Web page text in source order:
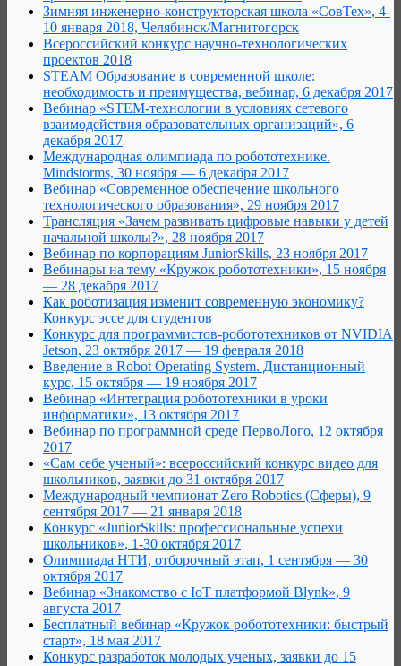
Зимняя инженерно-конструкторская школа «СовТех», 4-
10 января 2018, Челябинск/Магнитогорск
Всероссийский конкурс научно-технологических
проектов 2018
STEAM Образование в современной школе:
необходимость и преимущества, вебинар, 6 декабря 2017
Вебинар «STEM-технологии в условиях сетевого
взаимодействия образовательных организаций», 6
декабря 2017
Международная олимпиада по робототехнике.
Mindstorms, 30 ноября — 6 декабря 2017
Вебинар «Современное обеспечение школьного
технологического образования», 29 ноября 2017
Трансляция «Зачем развивать цифровые навыки у детей
начальной школы?», 28 ноября 2017
Вебинар по корпорациям JuniorSkills, 23 ноября 2017
Вебинары на тему «Кружок робототехники», 15 ноября
— 28 декабря 2017
Как роботизация изменит современную экономику?
Конкурс эссе для студентов
Конкурс для программистов-робототехников от NVIDIA
Jetson, 23 октября 2017 — 19 февраля 2018
Введение в Robot Operating System. Дистанционный
курс, 15 октября — 19 ноября 2017
Вебинар «Интеграция робототехники в уроки
информатики», 13 октября 2017
Вебинар по программной среде ПервоЛого, 12 октября
2017
«Сам себе ученый»: всероссийский конкурс видео для
школьников, заявки до 31 октября 2017
Международный чемпионат Zero Robotics (Сферы), 9
сентября 2017 — 21 января 2018
Конкурс «JuniorSkills: профессиональные успехи
школьников», 1-30 октября 2017
Олимпиада НТИ, отборочный этап, 1 сентября — 30
октября 2017
Вебинар «Знакомство с IoT платформой Blynk», 9
августа 2017
Бесплатный вебинар «Кружок робототехники: быстрый
старт», 18 мая 2017
Конкурс разработок молодых ученых, заявки до 15